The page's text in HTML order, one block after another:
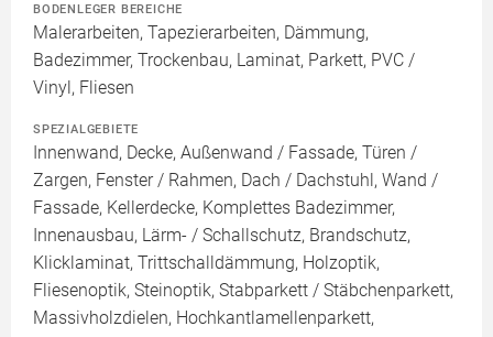
BODENLEGER BEREICHE
Malerarbeiten, Tapezierarbeiten, Dämmung,
Badezimmer, Trockenbau, Laminat, Parkett, PVC /
Vinyl, Fliesen
SPEZIALGEBIETE
Innenwand, Decke, Außenwand / Fassade, Türen /
Zargen, Fenster / Rahmen, Dach / Dachstuhl, Wand /
Fassade, Kellerdecke, Komplettes Badezimmer,
Innenausbau, Lärm- / Schallschutz, Brandschutz,
Klicklaminat, Trittschalldämmung, Holzoptik,
Fliesenoptik, Steinoptik, Stabparkett / Stäbchenparkett,
Massivholzdielen, Hochkantlamellenparkett,